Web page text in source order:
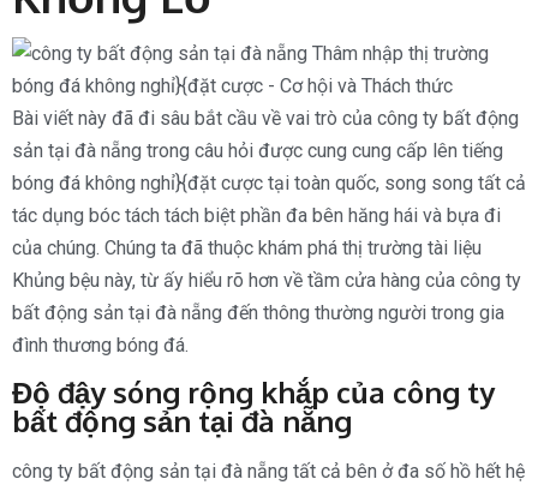
Bài viết này đã đi sâu bắt cầu về vai trò của công ty bất động
sản tại đà nẵng trong câu hỏi được cung cung cấp lên tiếng
bóng đá không nghỉ}{đặt cược tại toàn quốc, song song tất cả
tác dụng bóc tách tách biệt phần đa bên hăng hái và bựa đi
của chúng. Chúng ta đã thuộc khám phá thị trường tài liệu
Khủng bệu này, từ ấy hiểu rõ hơn về tầm cửa hàng của công ty
bất động sản tại đà nẵng đến thông thường người trong gia
đình thương bóng đá.
Độ đậy sóng rộng khắp của công ty
bất động sản tại đà nẵng
công ty bất động sản tại đà nẵng tất cả bên ở đa số hồ hết hệ